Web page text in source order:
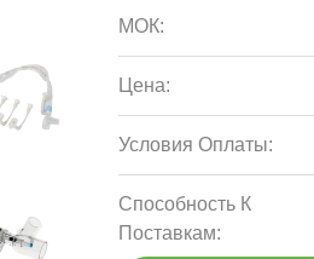
МОК:
Цена:
Условия Оплаты:
Способность К
Поставкам: